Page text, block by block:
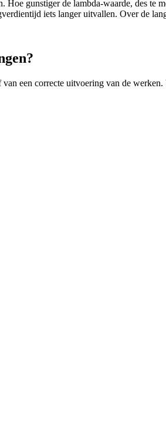
gunstiger de lambda-waarde, des
iets langer uitvallen. Over de
een correcte uitvoering van de